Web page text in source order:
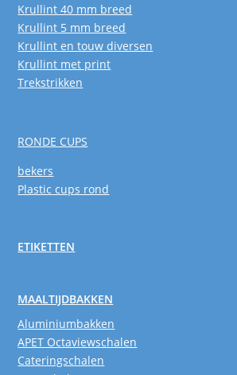
Krullint 40 mm breed
Krullint 5 mm breed
Krullint en touw diversen
Krullint met print
Trekstrikken
RONDE CUPS
bekers
Plastic cups rond
ETIKETTEN
MAALTIJDBAKKEN
Aluminiumbakken
APET Octaviewschalen
Cateringschalen